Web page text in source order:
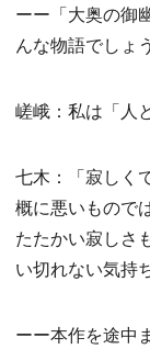
ーー「大奥の御
んな物語でしょ
嵯峨：私は「人
七木：「寂しく
概に悪いもので
たたかい寂しさ
い切れない気持
ーー本作を途中